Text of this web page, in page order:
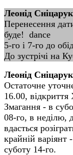
Леонід Сніцарук
Перенесення
буде! dance
5-го і 7-го до
До зустрічі на
Леонід Сніцарук
Остаточне
16.00,
Змагання - в
08-го, в неділю,
вдасться
крайній варіянт
суботу 14-го.